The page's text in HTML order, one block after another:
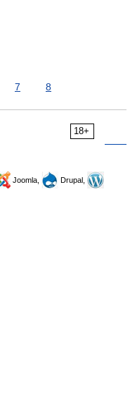
7 8
18+
Joomla,
Drupal,